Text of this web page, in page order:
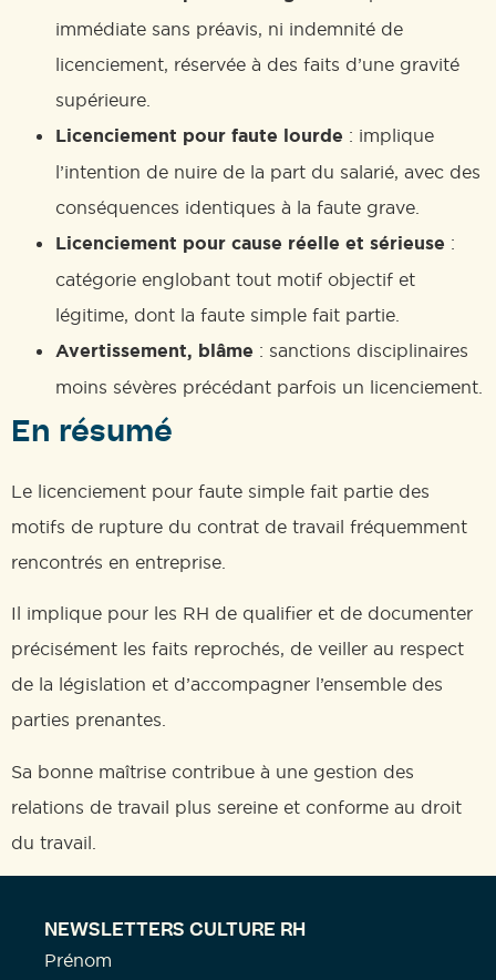
immédiate sans préavis, ni indemnité de
licenciement, réservée à des faits d’une gravité
supérieure.
Licenciement pour faute lourde : implique
l’intention de nuire de la part du salarié, avec des
conséquences identiques à la faute grave.
Licenciement pour cause réelle et sérieuse :
catégorie englobant tout motif objectif et
légitime, dont la faute simple fait partie.
Avertissement, blâme : sanctions disciplinaires
moins sévères précédant parfois un licenciement.
En résumé
Le licenciement pour faute simple fait partie des
motifs de rupture du contrat de travail fréquemment
rencontrés en entreprise.
Il implique pour les RH de qualifier et de documenter
précisément les faits reprochés, de veiller au respect
de la législation et d’accompagner l’ensemble des
parties prenantes.
Sa bonne maîtrise contribue à une gestion des
relations de travail plus sereine et conforme au droit
du travail.
NEWSLETTERS CULTURE RH
Prénom